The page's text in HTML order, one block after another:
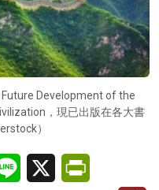
Future Development of the
，現已出版在各大書
）
Line X